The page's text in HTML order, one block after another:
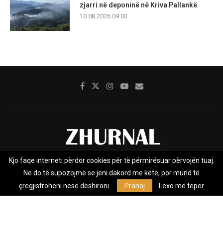
zjarri në deponinë në Kriva Pallankë
10.08.2026 09:03
Rreth nesh Impresumi Marketing
Kontakt
Privacy Policy
Zhurnal.mk është Agjenci e Lajmeve e pavarur, e themeluar në vitin
Kjo faqe interneti përdor cookies për të përmirësuar përvojën tuaj.
Ne do të supozojmë se jeni dakord me këtë, por mund të
çregjistroheni nëse dëshironi.
Pranoj Lexo më tepër